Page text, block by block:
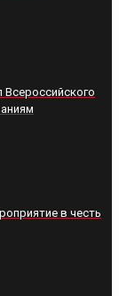
Всероссийского
в честь